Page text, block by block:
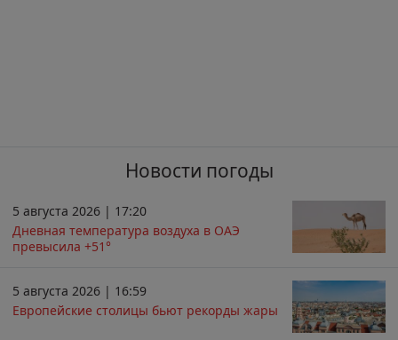
Новости погоды
5 августа 2026 | 17:20
Дневная температура воздуха в ОАЭ
превысила +51°
5 августа 2026 | 16:59
Европейские столицы бьют рекорды жары